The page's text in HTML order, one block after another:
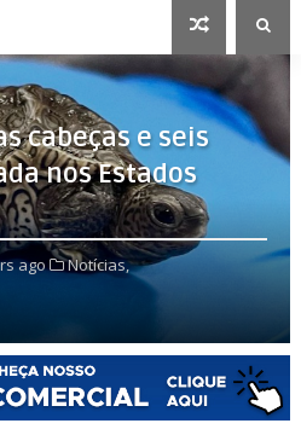
cabeças e seis
nos Estados
ago
Notícias,